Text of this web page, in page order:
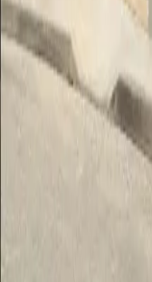
Els dies acordats per a
- Dimecres 17/06 de
nostra Comparsa.
- Dissabte - 20/06 de
nostra Comparsa.
Ubicación
Plaça de Baix, 30 ·